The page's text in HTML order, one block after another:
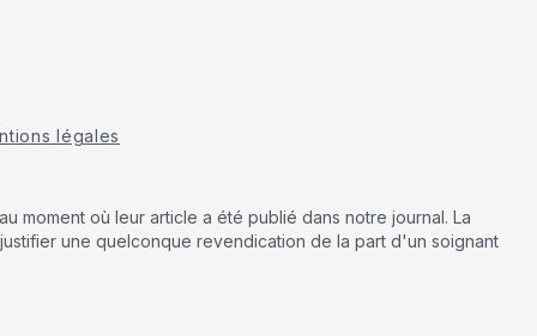
légales
moment où leur article a été publié dans notre journal. La
une quelconque revendication de la part d'un soignant